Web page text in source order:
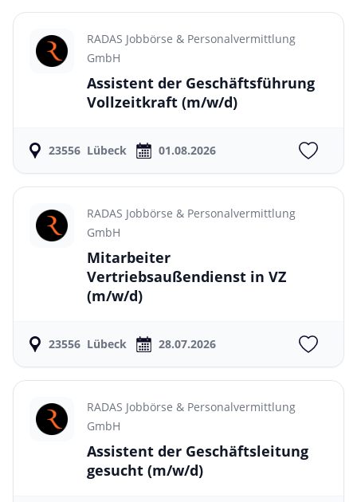
RADAS Jobbörse & Personalvermittlung
GmbH
Assistent der Geschäftsführung
Vollzeitkraft (m/w/d)
23556 Lübeck 01.08.2026
RADAS Jobbörse & Personalvermittlung
GmbH
Mitarbeiter
Vertriebsaußendienst in VZ
(m/w/d)
23556 Lübeck 28.07.2026
RADAS Jobbörse & Personalvermittlung
GmbH
Assistent der Geschäftsleitung
gesucht (m/w/d)